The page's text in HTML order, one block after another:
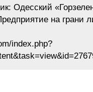
Одесский
на грани
index.php?